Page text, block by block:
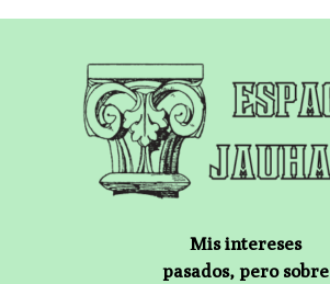
Mis intereses
pasados, pero sobre